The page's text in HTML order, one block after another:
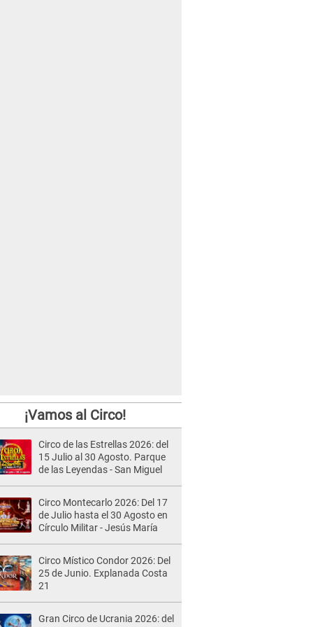
¡Vamos al Circo!
Circo de las Estrellas 2026: del
15 Julio al 30 Agosto. Parque
de las Leyendas - San Miguel
Circo Montecarlo 2026: Del 17
de Julio hasta el 30 Agosto en
Círculo Militar - Jesús María
Circo Místico Condor 2026: Del
25 de Junio. Explanada Costa
21
Gran Circo de Ucrania 2026: del